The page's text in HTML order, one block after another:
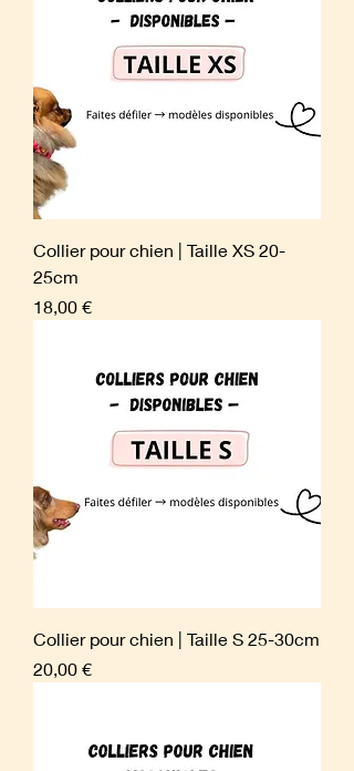
Collier pour chien | Taille XS 20-
25cm
Prix
18,00 €
Collier pour chien | Taille S 25-30cm
Prix
20,00 €